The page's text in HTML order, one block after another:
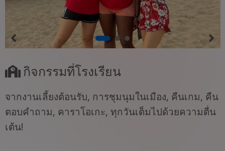
กิจกรรมที่โรงเรียน
จากงานเลี้ยงต้อนรับ, การชุมนุมในเมือง, คืนเกม, คืน
ตอบคำถาม, คาราโอเกะ, ทุกวันเต็มไปด้วยความตื่น
เต้น!